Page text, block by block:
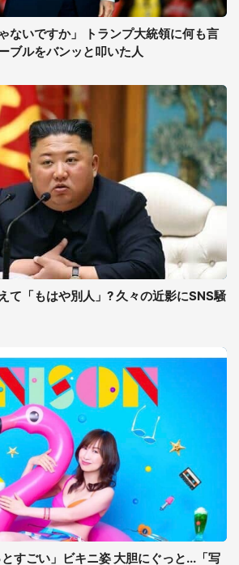
ないですか」 トランプ大統領に何も言
ブルをバンッと叩いた人
て「もはや別人」? 久々の近影にSNS騒
すごい」ビキニ姿 大胆にぐっと...「写